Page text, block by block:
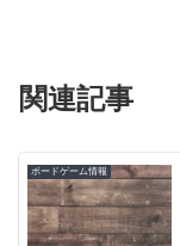
関連記事
ボードゲーム情報